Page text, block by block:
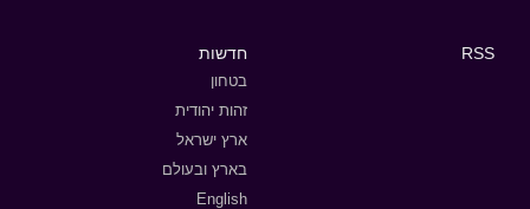
RSS חדשות
בטחון
זהות יהודית
ארץ ישראל
בארץ ובעולם
English